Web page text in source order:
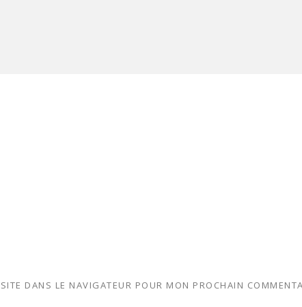
DANS LE NAVIGATEUR POUR MON PROCHAIN